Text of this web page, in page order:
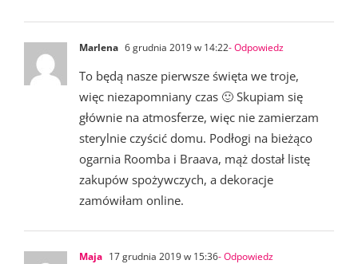
Marlena 6 grudnia 2019 w 14:22- Odpowiedz
To będą nasze pierwsze święta we troje,
więc niezapomniany czas 🙂 Skupiam się
głównie na atmosferze, więc nie zamierzam
sterylnie czyścić domu. Podłogi na bieżąco
ogarnia Roomba i Braava, mąż dostał listę
zakupów spożywczych, a dekoracje
zamówiłam online.
Maja 17 grudnia 2019 w 15:36- Odpowiedz